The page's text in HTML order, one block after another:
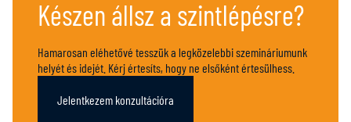
Készen állsz a szintlépésre?
Hamarosan eléhetővé tesszük a legközelebbi szemináriumunk
helyét és idejét. Kérj értesíts, hogy ne elsőként értesülhess.
Jelentkezem konzultációra